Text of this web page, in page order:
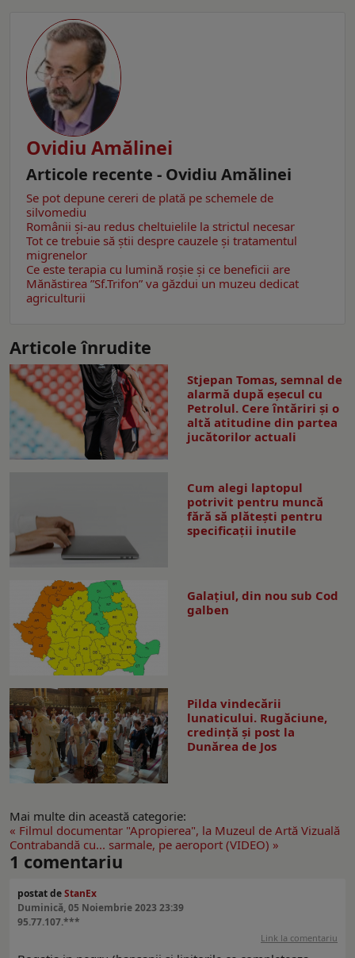
Ovidiu Amălinei
Articole recente - Ovidiu Amălinei
Se pot depune cereri de plată pe schemele de
silvomediu
Românii şi-au redus cheltuielile la strictul necesar
Tot ce trebuie să știi despre cauzele și tratamentul
migrenelor
Ce este terapia cu lumină roșie şi ce beneficii are
Mănăstirea ”Sf.Trifon” va găzdui un muzeu dedicat
agriculturii
Articole înrudite
Stjepan Tomas, semnal de
alarmă după eșecul cu
Petrolul. Cere întăriri și o
altă atitudine din partea
jucătorilor actuali
Cum alegi laptopul
potrivit pentru muncă
fără să plătești pentru
specificații inutile
Galaţiul, din nou sub Cod
galben
Pilda vindecării
lunaticului. Rugăciune,
credință și post la
Dunărea de Jos
Mai multe din această categorie:
« Filmul documentar "Apropierea", la Muzeul de Artă Vizuală
Contrabandă cu... sarmale, pe aeroport (VIDEO) »
1 comentariu
postat deStanEx
Duminică, 05 Noiembrie 2023 23:39
95.77.107.***
Link la comentariu